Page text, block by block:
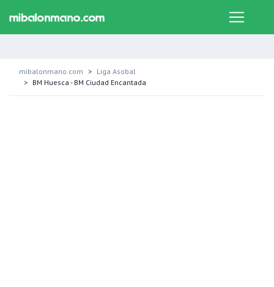
mibalonmano.com
Liga Asobal
BM Huesca - BM Ciudad Encantada